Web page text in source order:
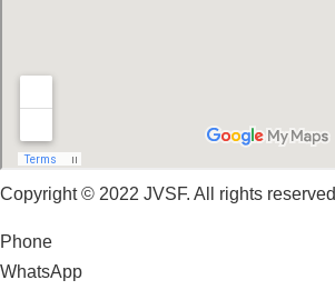
Copyright © 2022 JVSF. All rights reserved
Phone
WhatsApp